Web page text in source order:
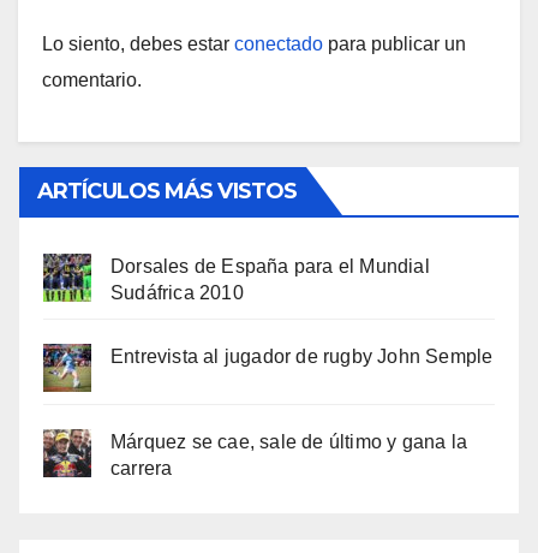
Lo siento, debes estar conectado para publicar un
comentario.
ARTÍCULOS MÁS VISTOS
Dorsales de España para el Mundial
Sudáfrica 2010
Entrevista al jugador de rugby John Semple
Márquez se cae, sale de último y gana la
carrera